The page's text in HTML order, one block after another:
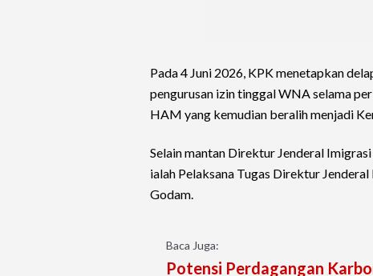
Pada 4 Juni 2026, KPK menetapkan
pengurusan izin tinggal WNA selama
HAM yang kemudian beralih menjadi
Selain mantan Direktur Jenderal
ialah Pelaksana Tugas Direktur
Godam.
Baca Juga:
Potensi Perdagangan